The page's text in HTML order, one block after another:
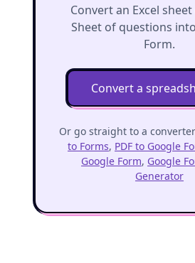
Convert an Excel
Sheet of questions
Form.
Convert a
Or go straight to a
to Forms, PDF to Google
Google Form, Google
Generator